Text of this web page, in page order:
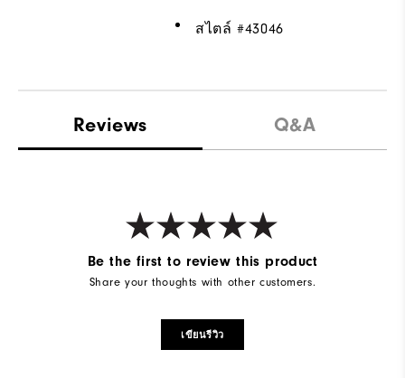
สไตล์ #43046
Reviews Q&A
Be the first to review this product
Share your thoughts with other customers.
เขียนรีวิว